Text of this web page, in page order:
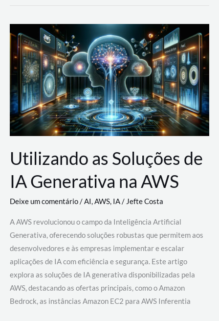
um
com
AWS
Utilizando as Soluções de
IA Generativa na AWS
Deixe um comentário/AI,AWS, IA/Jefte Costa
A AWS revolucionou o campo da Inteligência Artificial
Generativa, oferecendo soluções robustas que permitem aos
desenvolvedores e às empresas implementar e escalar
aplicações de IA com eficiência e segurança. Este artigo
explora as soluções de IA generativa disponibilizadas pela
AWS, destacando as ofertas principais, como o Amazon
Bedrock, as instâncias Amazon EC2 para AWS Inferentia